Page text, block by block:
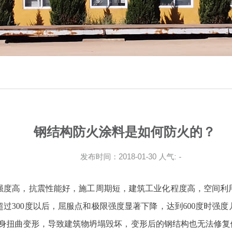
钢结构防火涂料是如何防火的？
发布时间：2018-01-30 人气: -
高，抗震性能好，施工周期短，建筑工业化程度高，空间
300度以后，屈服点和极限强度显著下降，达到600度时强
扭曲变形，导致建筑物坍塌毁坏，变形后的钢结构也无法修